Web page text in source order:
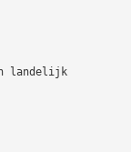
landelijk